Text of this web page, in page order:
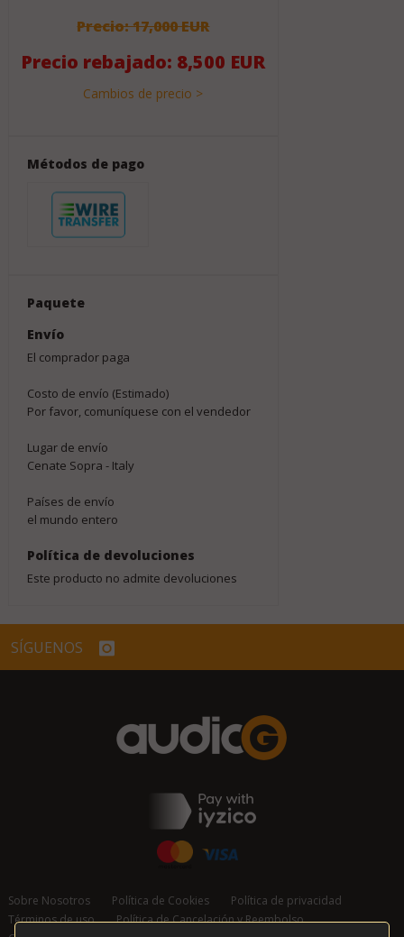
Precio: 17,000 EUR
Precio rebajado: 8,500 EUR
Cambios de precio >
Métodos de pago
Paquete
Envío
El comprador paga
Costo de envío (Estimado)
Por favor, comuníquese con el vendedor
Lugar de envío
Cenate Sopra - Italy
Países de envío
el mundo entero
Política de devoluciones
Este producto no admite devoluciones
SÍGUENOS
Sobre Nosotros Política de Cookies
Política de privacidad
Términos de uso
Política de Cancelación y Reembolso